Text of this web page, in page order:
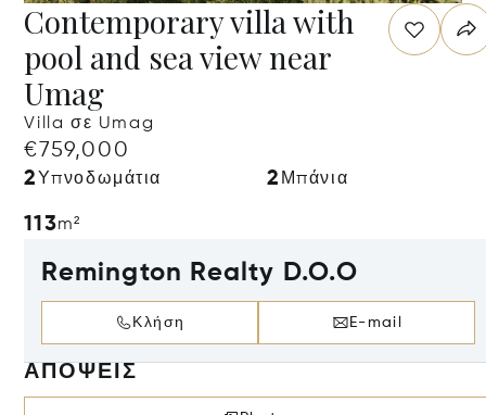
Contemporary villa with
pool and sea view near
Umag
Villa σε Umag
€759,000
2 Υπνοδωμάτια 2 Μπάνια
113m²
Remington Realty D.O.O
Κλήση E-mail
ΑΠΌΨΕΙΣ